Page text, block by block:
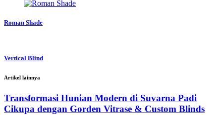
Roman Shade
Vertical Blind
Artikel lainnya
Transformasi Hunian Modern di Suvarna Padi
Cikupa dengan Gorden Vitrase & Custom Blinds